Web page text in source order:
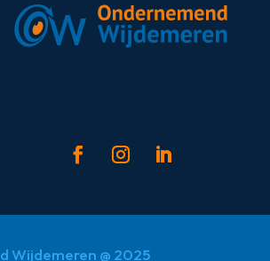
Wijdemeren @ 2025